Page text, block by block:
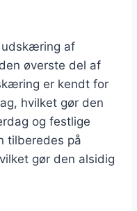
udskæring af
øverste del af
er kendt for
hvilket gør den
og festlige
tilberedes på
gør den alsidig